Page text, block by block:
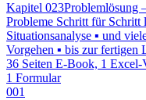
Kapitel 023Problemlösung
Probleme Schritt für Schritt
Situationsanalyse ▪ und
Vorgehen ▪ bis zur fertigen
36 Seiten E-Book, 1 Excel-
1 Formular
001